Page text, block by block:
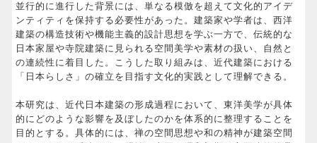
並行的に進行した背景には、単なる模倣を超えて文化的アイデ
ンティティを保持する必要性があった。建築家や学者は、西洋
建築の構造技術や機能主義的設計思想を学ぶ一方で、伝統的な
日本家屋や寺院建築に見られる空間美学や素材の扱い、自然と
の連続性に着目した。こうした取り組みは、近代建築における
「日本らしさ」の確立を目指す文化的実践として理解できる。
本研究は、近代日本建築の形成過程において、東洋美学が具体
的にどのような影響を及ぼしたのかを体系的に整理することを
目的とする。具体的には、禅の空間思想や和の精神が建築空間